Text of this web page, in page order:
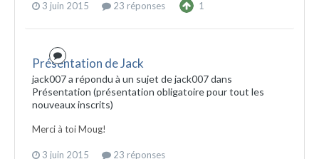
3 juin 2015 23 réponses 1
Présentation de Jack
jack007 a répondu à un sujet de jack007 dans
Présentation (présentation obligatoire pour tout les
nouveaux inscrits)
Merci à toi Moug!
3 juin 2015 23 réponses